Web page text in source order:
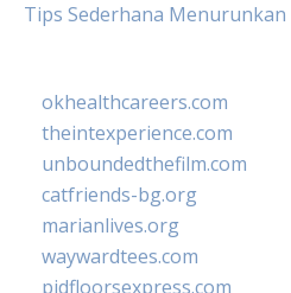
Tips Sederhana
okhealthcareers.com
theintexperience.com
unboundedthefilm.com
catfriends-bg.org
marianlives.org
waywardtees.com
pidfloorsexpress.com